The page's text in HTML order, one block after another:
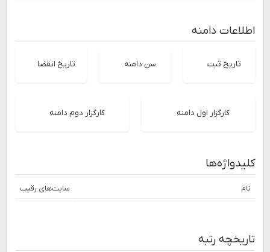
اطلاعات دامنه
تاریخ ثبت سن دامنه تاریخ انقضا
کارگزار اول دامنه کارگزار دوم دامنه
کلیدواژه‌ها
نام سایت‌های رقیب
تاریخچه رتبه